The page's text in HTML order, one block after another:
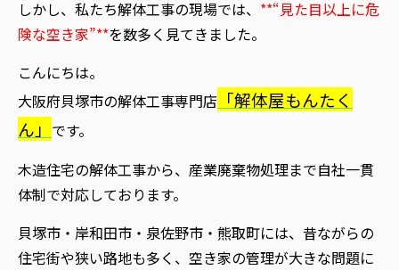
しかし、私たち解体工事の現場では、 **“見た目以上に危
険な空き家”**を数多く見てきました。
こんにちは。
大阪府貝塚市の解体工事専門店 「解体屋もんたく
ん」 です。
木造住宅の解体工事から、産業廃棄物処理まで自社一貫
体制で対応しております。
貝塚市・岸和田市・泉佐野市・熊取町には、昔ながらの
住宅街や狭い路地も多く、空き家の管理が大きな問題に